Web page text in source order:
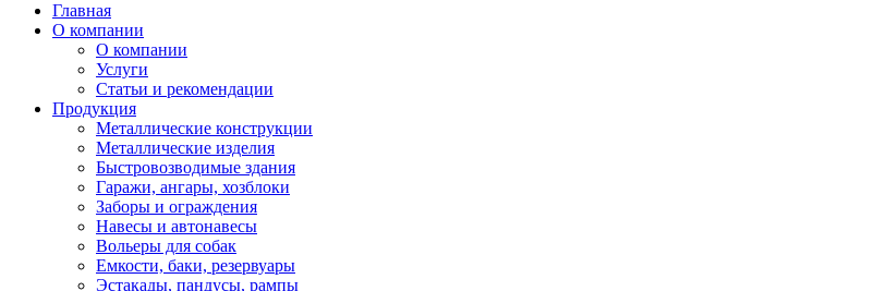
Главная
О компании
О компании
Услуги
Статьи и рекомендации
Продукция
Металлические конструкции
Металлические изделия
Быстровозводимые здания
Гаражи, ангары, хозблоки
Заборы и ограждения
Навесы и автонавесы
Вольеры для собак
Емкости, баки, резервуары
Эстакады, пандусы, рампы